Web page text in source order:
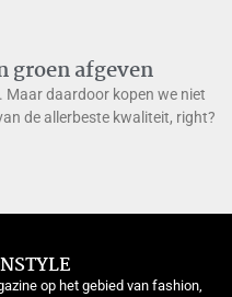
groen afgeven
Maar daardoor kopen we niet
de allerbeste kwaliteit, right?
op het gebied van fashion,